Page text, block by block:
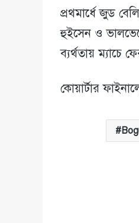
প্রথমার্ধে জুড
হুইসেন ও
ব্যর্থতায় ম্যাচে
কোয়ার্টার